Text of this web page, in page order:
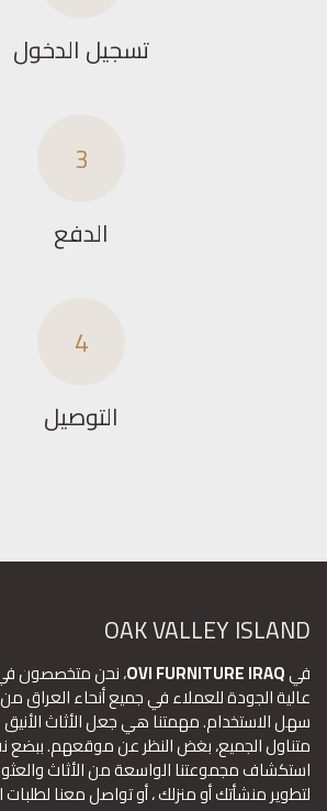
4
التوصيل
3
الدفع
تسجيل الدخول
OAK VALLEY ISLAND
فيOVI FURNITURE IRAQ، نحن متخصصون في
عالية الجودة للعملاء في جميع أنحاء العراق من
سهل الاستخدام. مهمتنا هي جعل الأثاث
متناول الجميع، بغض النظر عن موقعهم. ببضع
استكشاف مجموعتنا الواسعة من الأثاث
لتطوير منشأتك أو منزلك ، أو تواصل معنا